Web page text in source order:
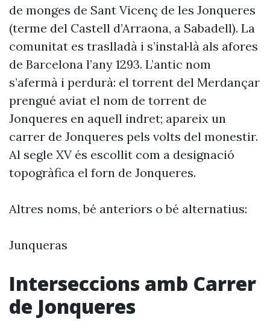
de monges de Sant Vicenç de les Jonqueres
(terme del Castell d’Arraona, a Sabadell). La
comunitat es traslladà i s’instal·là als afores
de Barcelona l’any 1293. L’antic nom
s’afermà i perdurà: el torrent del Merdançar
prengué aviat el nom de torrent de
Jonqueres en aquell indret; apareix un
carrer de Jonqueres pels volts del monestir.
Al segle XV és escollit com a designació
topogràfica el forn de Jonqueres.
Altres noms, bé anteriors o bé alternatius:
Junqueras
Interseccions amb Carrer
de Jonqueres